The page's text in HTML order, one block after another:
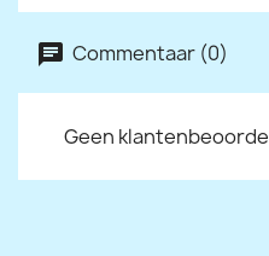
Commentaar (0)
Geen